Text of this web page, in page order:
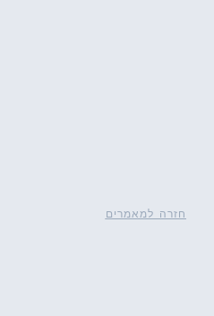
חזרה למאמרים